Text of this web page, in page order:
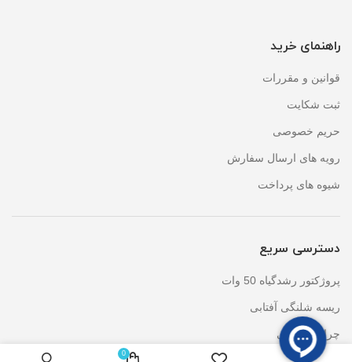
راهنمای خرید
قوانین و مقررات
ثبت شکایت
حریم خصوصی
رویه های ارسال سفارش
شیوه های پرداخت
دسترسی سریع
پروژکتور رشدگیاه 50 وات
ریسه شلنگی آفتابی
چراغ استخری
0